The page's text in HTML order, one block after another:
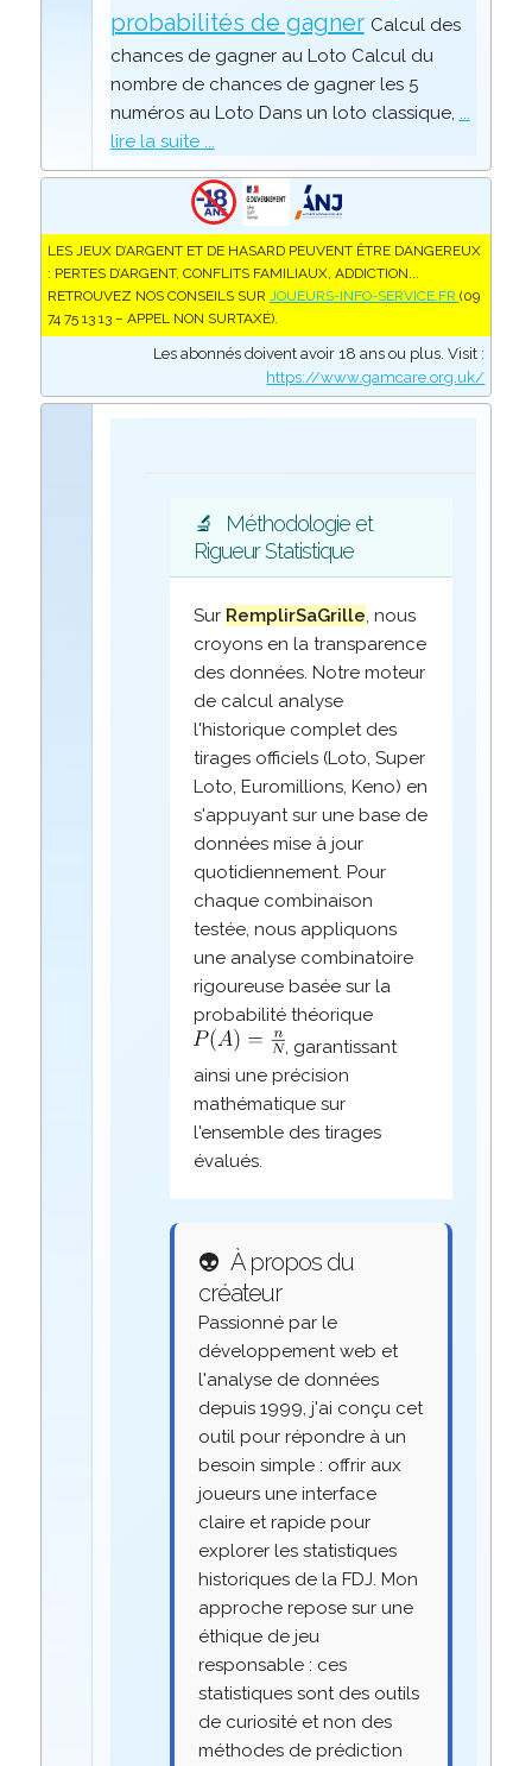
probabilités de gagner Calcul des
chances de gagner au Loto Calcul du
nombre de chances de gagner les 5
numéros au Loto Dans un loto classique, ...
lire la suite ...
LES JEUX D’ARGENT ET DE HASARD PEUVENT ÊTRE DANGEREUX
: PERTES D’ARGENT, CONFLITS FAMILIAUX, ADDICTION...
RETROUVEZ NOS CONSEILS SUR JOUEURS-INFO-SERVICE.FR (09
74 75 13 13 – APPEL NON SURTAXÉ).
Les abonnés doivent avoir 18 ans ou plus. Visit :
https://www.gamcare.org.uk/
🔬
Méthodologie et
Rigueur Statistique
Sur RemplirSaGrille, nous
croyons en la transparence
des données. Notre moteur
de calcul analyse
l'historique complet des
tirages officiels (Loto, Super
Loto, Euromillions, Keno) en
s'appuyant sur une base de
données mise à jour
quotidiennement. Pour
chaque combinaison
testée, nous appliquons
une analyse combinatoire
rigoureuse basée sur la
probabilité théorique
, garantissant
ainsi une précision
mathématique sur
l'ensemble des tirages
évalués.
👽 À propos du
créateur
Passionné par le
développement web et
l'analyse de données
depuis 1999, j'ai conçu cet
outil pour répondre à un
besoin simple : offrir aux
joueurs une interface
claire et rapide pour
explorer les statistiques
historiques de la FDJ. Mon
approche repose sur une
éthique de jeu
responsable : ces
statistiques sont des outils
de curiosité et non des
méthodes de prédiction